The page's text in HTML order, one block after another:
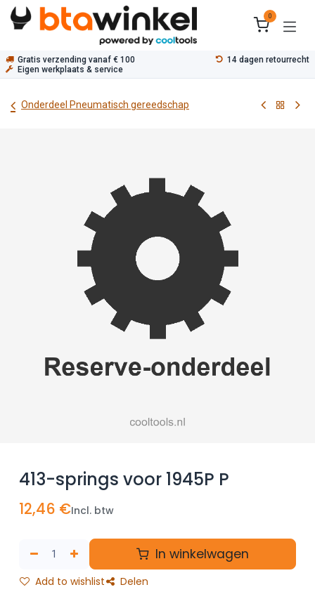
Overslaan naar inhoud
0
Gratis verzending vanaf € 100
14 dagen retourrecht
Eigen werkplaats & service
Onderdeel Pneumatisch gereedschap
413-springs voor 1945P P
12,46 €Incl. btw
In winkelwagen
Add to wishlist Delen